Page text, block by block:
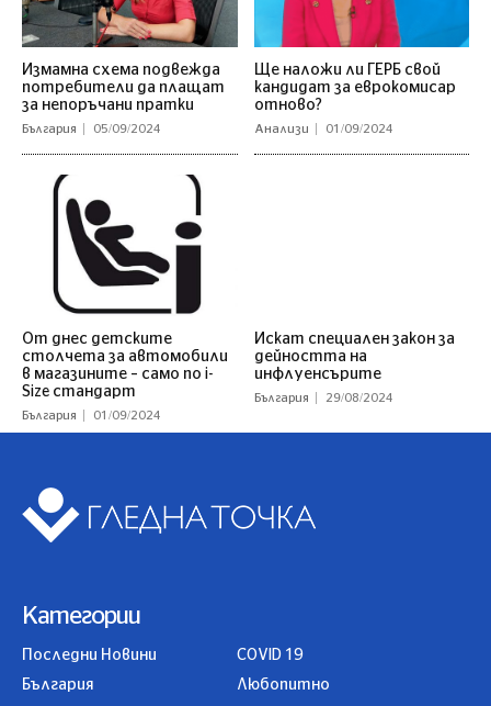
Измамна схема подвежда
потребители да плащат
за непоръчани пратки
България 05/09/2024
Ще наложи ли ГЕРБ свой
кандидат за еврокомисар
отново?
Анализи 01/09/2024
От днес детските
столчета за автомобили
в магазините – само по i-
Size стандарт
България 01/09/2024
Искат специален закон за
дейността на
инфлуенсърите
България 29/08/2024
Категории
Последни Новини
България
COVID 19
Любопитно